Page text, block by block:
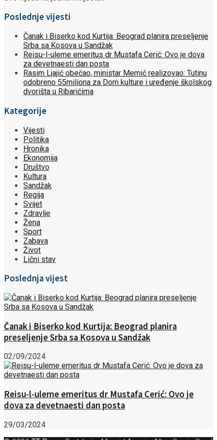
Poslednje vijesti
Čanak i Biserko kod Kurtija: Beograd planira preseljenje
Srba sa Kosova u Sandžak
Reisu-l-uleme emeritus dr Mustafa Cerić: Ovo je dova
za devetnaesti dan posta
Rasim Ljajić obećao, ministar Memić realizovao: Tutinu
odobreno 55miliona za Dom kulture i uređenje školskog
dvorišta u Ribarićima
Kategorije
Vijesti
Politika
Hronika
Ekonomija
Društvo
Kultura
Sandžak
Regija
Svijet
Zdravlje
Žena
Sport
Zabava
Život
Lični stav
Poslednja vijest
Čanak i Biserko kod Kurtija: Beograd planira
preseljenje Srba sa Kosova u Sandžak
02/09/2024
Reisu-l-uleme emeritus dr Mustafa Cerić: Ovo je
dova za devetnaesti dan posta
29/03/2024